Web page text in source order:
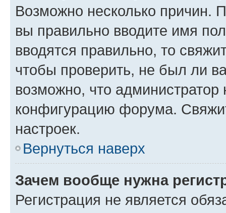
Возможно несколько причин.
вы правильно вводите имя
вводятся правильно, то
чтобы проверить, не был ли
возможно, что администратор
конфигурацию форума.
настроек.
Вернуться наверх
Зачем вообще нужна
Регистрация не является